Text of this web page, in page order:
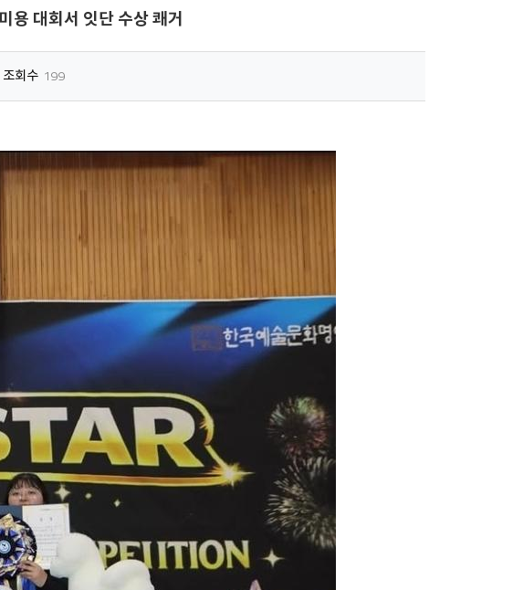
용 대회서 잇단 수상 쾌거
조회수 199